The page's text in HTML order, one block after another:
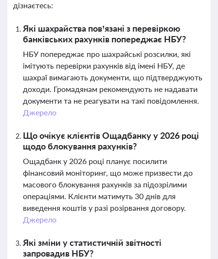
дізнаєтесь:
Які шахрайства пов’язані з перевіркою
банківських рахунків попереджає НБУ?
НБУ попереджає про шахрайські розсилки, які
імітують перевірки рахунків від імені НБУ, де
шахраї вимагають документи, що підтверджують
доходи. Громадянам рекомендують не надавати
документи та не реагувати на такі повідомлення.
Джерело
Що очікує клієнтів Ощадбанку у 2026 році
щодо блокування рахунків?
Ощадбанк у 2026 році планує посилити
фінансовий моніторинг, що може призвести до
масового блокування рахунків за підозрілими
операціями. Клієнти матимуть 30 днів для
виведення коштів у разі розірвання договору.
Джерело
Які зміни у статистичній звітності
запровадив НБУ?